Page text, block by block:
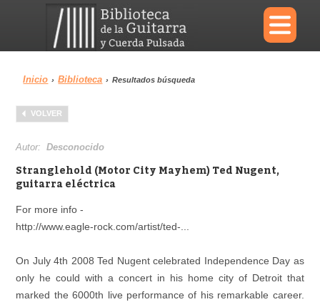
×
Menu
Biblioteca
Inicio › Biblioteca › Resultados búsqueda
VOLVER
Autor:Desconocido
Stranglehold (Motor City Mayhem) Ted Nugent,
guitarra eléctrica
For more info -
http://www.eagle-rock.com/artist/ted-...
On July 4th 2008 Ted Nugent celebrated Independence Day as
only he could with a concert in his home city of Detroit that
marked the 6000th live performance of his remarkable career.